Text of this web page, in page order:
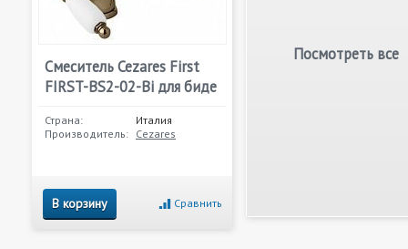
Смеситель Cezares First
FIRST-BS2-02-Bi для биде
Страна:
Италия
Производитель: Cezares
В корзину Сравнить
Посмотреть все